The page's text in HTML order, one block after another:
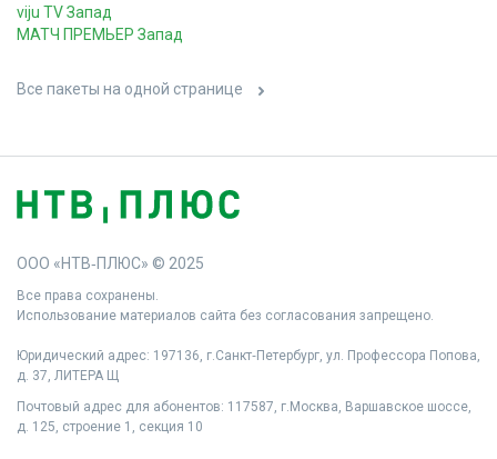
viju TV Запад
МАТЧ ПРЕМЬЕР Запад
Все пакеты на одной странице
ООО «НТВ‑ПЛЮС» © 2025
Все права сохранены.
Использование материалов сайта без согласования запрещено.
Юридический адрес: 197136, г.Санкт‑Петербург, ул. Профессора Попова,
д. 37, ЛИТЕРА Щ
Почтовый адрес для абонентов: 117587, г.Москва, Варшавское шоссе,
д. 125, строение 1, секция 10